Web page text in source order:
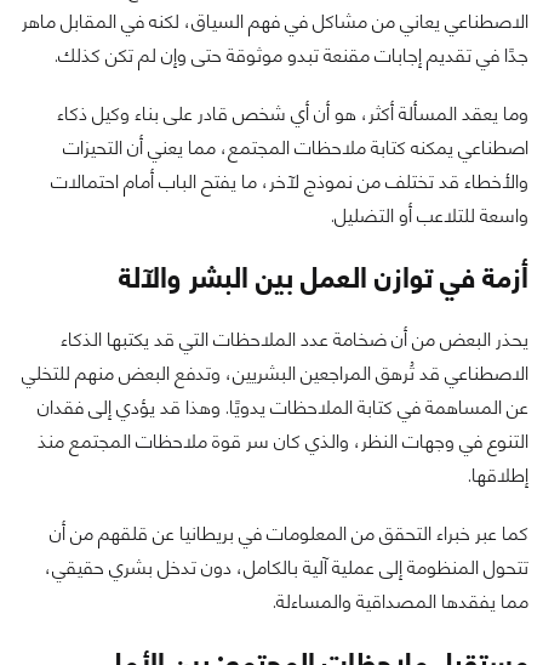
الاصطناعي يعاني من مشاكل في فهم السياق، لكنه في المقابل ماهر
جدًا في تقديم إجابات مقنعة تبدو موثوقة حتى وإن لم تكن كذلك.
وما يعقد المسألة أكثر، هو أن أي شخص قادر على بناء وكيل ذكاء
اصطناعي يمكنه كتابة ملاحظات المجتمع، مما يعني أن التحيزات
والأخطاء قد تختلف من نموذج لآخر، ما يفتح الباب أمام احتمالات
واسعة للتلاعب أو التضليل.
أزمة في توازن العمل بين البشر والآلة
يحذر البعض من أن ضخامة عدد الملاحظات التي قد يكتبها الذكاء
الاصطناعي قد تُرهق المراجعين البشريين، وتدفع البعض منهم للتخلي
عن المساهمة في كتابة الملاحظات يدويًا. وهذا قد يؤدي إلى فقدان
التنوع في وجهات النظر، والذي كان سر قوة ملاحظات المجتمع منذ
إطلاقها.
كما عبر خبراء التحقق من المعلومات في بريطانيا عن قلقهم من أن
تتحول المنظومة إلى عملية آلية بالكامل، دون تدخل بشري حقيقي،
مما يفقدها المصداقية والمساءلة.